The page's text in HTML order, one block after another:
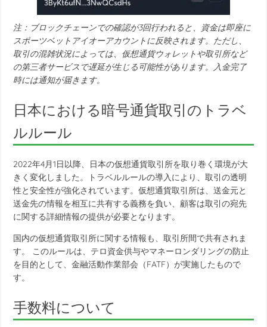
注：ブロックチェーンでの確認が3回行われると、資金は即座に
スポーツベットアイオーアカウントに反映されます。ただし、
取引の混雑状況によっては、仮想通貨ウォレットや取引所など
の第三者サービスで遅延が生じる可能性があります。入金完了
時には通知が届きます。
日本における暗号通貨取引のトラベ
ルルール
2022年4月1日以降、日本の仮想通貨取引所を取り巻く環境が大
きく変化しました。トラベルルールの導入により、取引の透明
性と安全性が強化されています。仮想通貨取引所は、送金元と
送金先の情報を相互に共有する義務を負い、顧客は取引の宛先
に関する詳細情報の提供が必要となります。
国内の仮想通貨取引所に関する情報も、取引所間で共有されま
す。 このルールは、テロ資金供与やマネーロンダリングの防止
を目的として、金融活動作業部会（FATF）が実施したもので
す。
手数料について